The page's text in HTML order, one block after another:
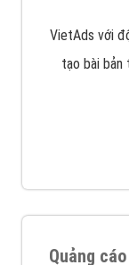
VietAds với
tạo bài bản
Quảng